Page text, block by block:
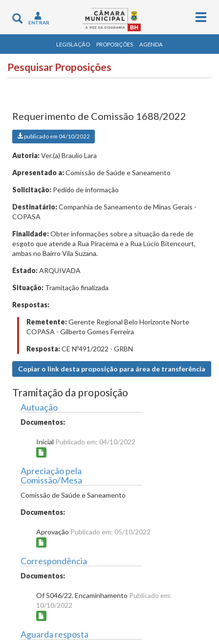
Toggle
navigation
ENTRAR
LEGISLAÇÃO PROPOSIÇÕES AGENDA
Pesquisar Proposições
Requerimento de Comissão 1688/2022
publicado em 04/10/2022
Autoria:Ver.(a) Braulio Lara
Apresentado a:Comissão de Saúde e Saneamento
Solicitação: Pedido de informação
Destinatário:Companhia de Saneamento de Minas Gerais -
COPASA
Finalidade:Obter informações sobre a situação da rede de
esgoto que atende a Rua Piracema e a Rua Lúcio Bitencourt,
ambas no Bairro Vila Suzana.
Estado:ARQUIVADA
Situação: Tramitação finalizada
Respostas:
Remetente:Gerente Regional Belo Horizonte Norte
COPASA - Gilberto Gomes Ferreira
Resposta:CE Nº491/2022 - GRBN
Copiar o link desta proposição para área de transferência
Tramitação da proposição
Autuação
Documentos:
Inicial Publicado em: 04/10/2022
Apreciação pela
Comissão/Mesa
Comissão de Saúde e Saneamento
Documentos:
Aprovação Publicado em: 05/10/2022
Correspondência
Documentos:
Of 5046/22. Encaminhamento Publicado em:
10/10/2022
Aguarda resposta